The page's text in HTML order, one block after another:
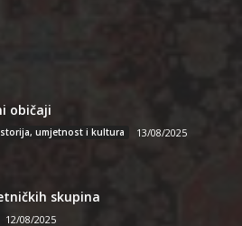
običaji
umjetnost i kultura 13/08/2025
skupina
12/08/2025